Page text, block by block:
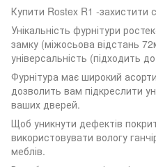
Купити Rostex R1 -захистити
Унікальність фурнітури
замку (міжосьова відстань
універсальність (підходить
Фурнітура має широкий
дозволить вам підкреслити
ваших дверей.
Щоб уникнути дефектів
використовувати вологу
меблів.